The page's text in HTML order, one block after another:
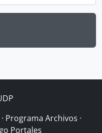
Programa Archivos ·
Portales